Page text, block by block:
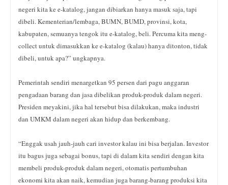
negeri kita ke e-katalog, jangan dibiarkan hanya masuk saja, tapi
dibeli. Kementerian/lembaga, BUMN, BUMD, provinsi, kota,
kabupaten, semuanya tengok itu e-katalog, beli. Percuma kita meng-
collect untuk dimasukkan ke e-katalog (kalau) hanya ditonton, tidak
dibeli, untuk apa?” ungkapnya.
Pemerintah sendiri menargetkan 95 persen dari pagu anggaran
pengadaan barang dan jasa dibelikan produk-produk dalam negeri.
Presiden meyakini, jika hal tersebut bisa dilakukan, maka industri
dan UMKM dalam negeri akan hidup dan berkembang.
“Enggak usah jauh-jauh cari investor kalau ini bisa berjalan. Investor
itu bagus juga sebagai bonus, tapi di dalam kita sendiri dengan kita
membeli produk-produk dalam negeri, otomatis pertumbuhan
ekonomi kita akan naik, kemudian juga barang-barang produksi kita